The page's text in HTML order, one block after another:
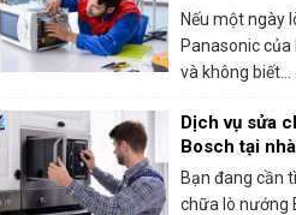
panasonic
Nếu một ngày
Panasonic
và không biết...
Dịch vụ sửa
Bosch tại
trung tâm
tại HCM
Bạn đang cần
chữa lò nướng